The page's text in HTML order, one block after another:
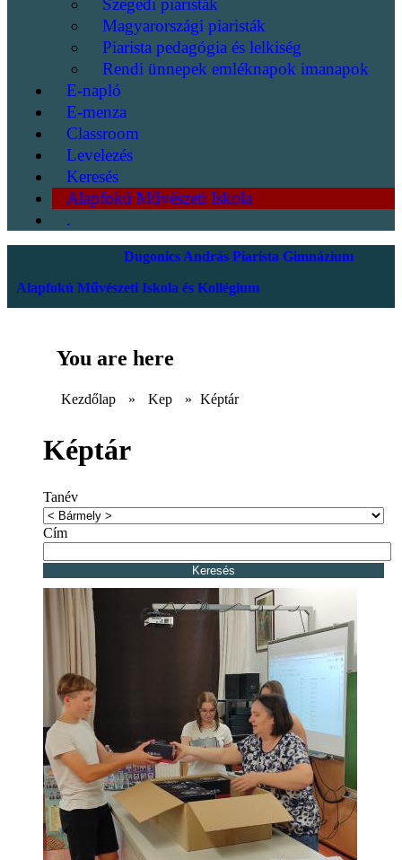
Szegedi piaristák
Magyarországi piaristák
Piarista pedagógia és lelkiség
Rendi ünnepek emléknapok imanapok
E-napló
E-menza
Classroom
Levelezés
Keresés
Alapfokú Művészeti Iskola
.
Dugonics András Piarista Gimnázium
Alapfokú Művészeti Iskola és Kollégium
You are here
Kezdőlap » Kep » Képtár
Képtár
Tanév
Cím